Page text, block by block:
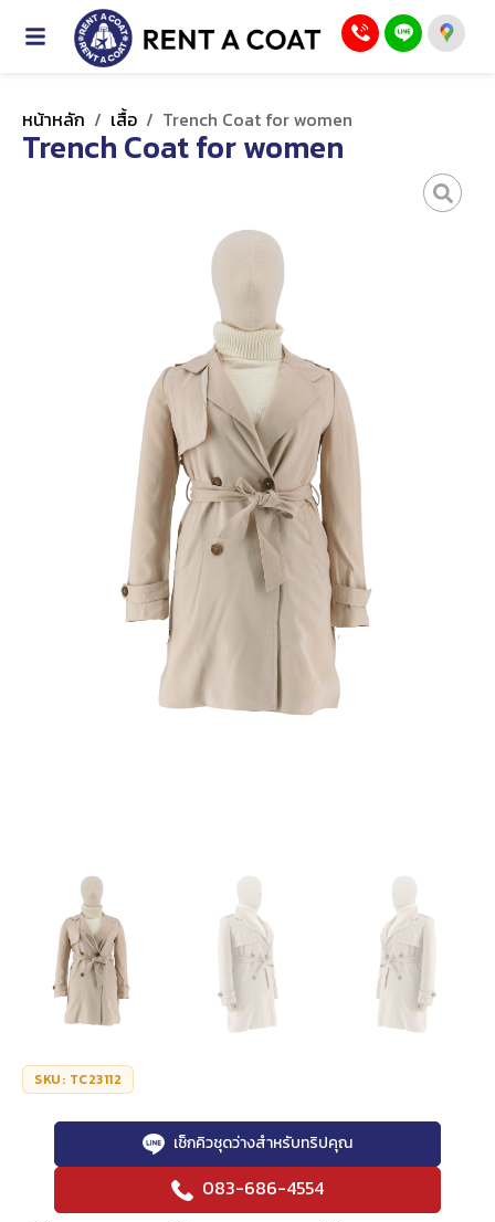
หน้าหลัก / เสื้อ / Trench Coat for women
Trench Coat for women
SKU: TC23112
เช็กคิวชุดว่างสำหรับทริปคุณ
083-686-4554